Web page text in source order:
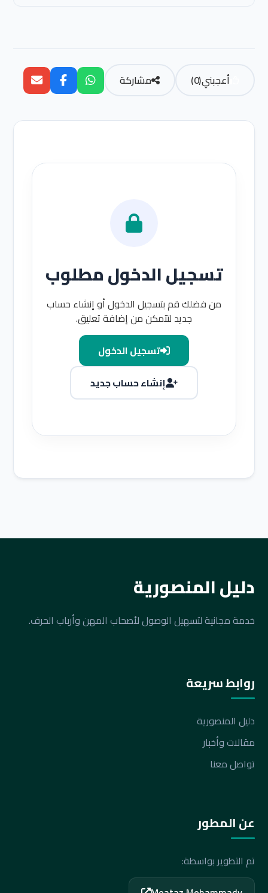
أعجبني(
0
) مشاركة
تسجيل الدخول مطلوب
من فضلك قم بتسجيل الدخول أو إنشاء حساب
جديد لتتمكن من إضافة تعليق.
تسجيل الدخول
إنشاء حساب جديد
دليل المنصورية
خدمة مجانية لتسهيل الوصول لأصحاب المهن وأرباب الحرف.
روابط سريعة
دليل المنصورية
مقالات وأخبار
تواصل معنا
عن المطور
تم التطوير بواسطة: